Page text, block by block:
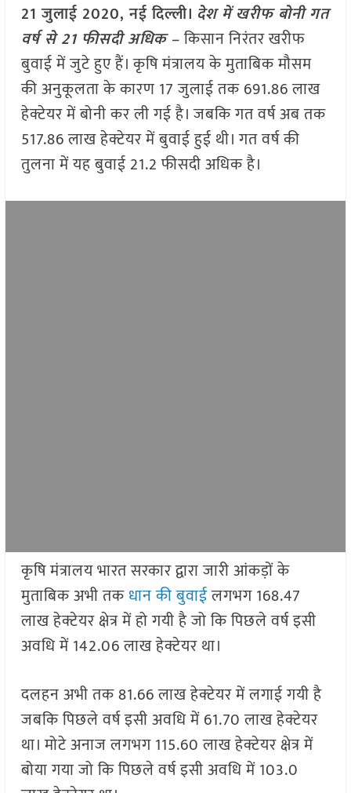
21 जुलाई 2020, नई दिल्ली। देश में खरीफ बोनी गत
वर्ष से 21 फीसदी अधिक –किसान निरंतर खरीफ
बुवाई में जुटे हुए हैं। कृषि मंत्रालय के मुताबिक मौसम
की अनुकूलता के कारण 17 जुलाई तक 691.86 लाख
हेक्टेयर में बोनी कर ली गई है। जबकि गत वर्ष अब तक
517.86 लाख हेक्टेयर में बुवाई हुई थी। गत वर्ष की
तुलना में यह बुवाई 21.2 फीसदी अधिक है।
कृषि मंत्रालय भारत सरकार द्वारा जारी आंकड़ों के
मुताबिक अभी तकधान की बुवाईलगभग 168.47
लाख हेक्टेयर क्षेत्र में हो गयी है जो कि पिछले वर्ष इसी
अवधि में 142.06 लाख हेक्टेयर था।
दलहन अभी तक 81.66 लाख हेक्टेयर में लगाई गयी है
जबकि पिछले वर्ष इसी अवधि में 61.70 लाख हेक्टेयर
था। मोटे अनाज लगभग 115.60 लाख हेक्टेयर क्षेत्र में
बोया गया जो कि पिछले वर्ष इसी अवधि में 103.0